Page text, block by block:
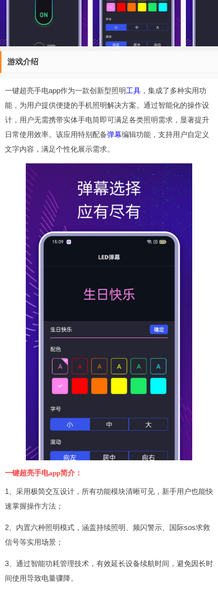
游戏介绍
一键超亮手电app作为一款创新型照明工具 ，集成了多种实用功
能，为用户提供便捷的手机照明解决方案。通过智能化的操作设
计，用户无需携带实体手电筒即可满足各类照明需求，显著提升
日常使用效率。该应用特别配备弹幕编辑功能，支持用户自定义
文字内容，满足个性化展示需求。
一键超亮手电app简介：
1、采用极简交互设计，所有功能模块清晰可见，新手用户也能快
速掌握操作方法；
2、内置六种照明模式，涵盖持续照明、频闪警示、国际sos求救
信号等实用场景；
3、通过智能功耗管理技术，有效延长设备续航时间，避免因长时
间使用导致电量骤降。